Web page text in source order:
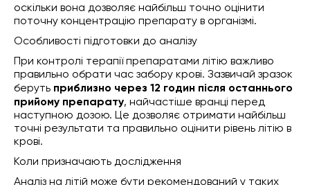
оскільки вона дозволяє найбільш точно оцінити
поточну концентрацію препарату в організмі.
Особливості підготовки до аналізу
При контролі терапії препаратами літію важливо
правильно обрати час забору крові. Зазвичай зразок
беруть приблизно через 12 годин після останнього
прийому препарату, найчастіше вранці перед
наступною дозою. Це дозволяє отримати найбільш
точні результати та правильно оцінити рівень літію в
крові.
Коли призначають дослідження
Аналіз на літій може бути рекомендований у таких